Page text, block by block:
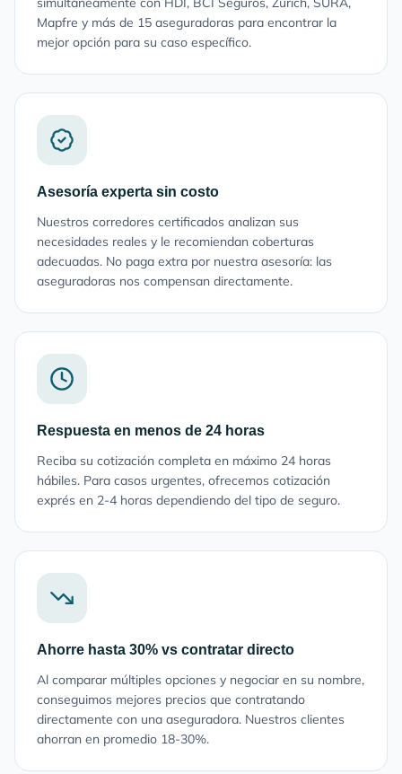
Mapfre y más de 15 aseguradoras para encontrar la
mejor opción para su caso específico.
Asesoría experta sin costo
Nuestros corredores certificados analizan sus
necesidades reales y le recomiendan coberturas
adecuadas. No paga extra por nuestra asesoría: las
aseguradoras nos compensan directamente.
Respuesta en menos de 24 horas
Reciba su cotización completa en máximo 24 horas
hábiles. Para casos urgentes, ofrecemos cotización
exprés en 2-4 horas dependiendo del tipo de seguro.
Ahorre hasta 30% vs contratar directo
Al comparar múltiples opciones y negociar en su nombre,
conseguimos mejores precios que contratando
directamente con una aseguradora. Nuestros clientes
ahorran en promedio 18-30%.